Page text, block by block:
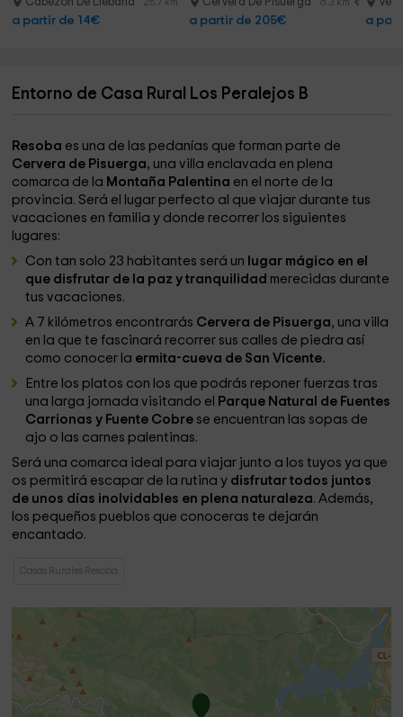
25.7 km
a partir de 14€
6.3 km
a partir de 205€ a
Entorno de Casa Rural Los Peralejos B
Resoba es una de las pedanías que forman parte de
Cervera de Pisuerga, una villa enclavada en plena
comarca de la Montaña Palentina en el norte de la
provincia. Será el lugar perfecto al que viajar durante tus
vacaciones en familia y donde recorrer los siguientes
lugares:
Con tan solo 23 habitantes será un lugar mágico en el
que disfrutar de la paz y tranquilidad merecidas durante
tus vacaciones.
A 7 kilómetros encontrarás Cervera de Pisuerga, una villa
en la que te fascinará recorrer sus calles de piedra así
como conocer la ermita-cueva de San Vicente.
Entre los platos con los que podrás reponer fuerzas tras
una larga jornada visitando el
Parque Natural de Fuentes
Carrionas y Fuente Cobre se encuentran las sopas de
ajo o las carnes palentinas.
Será una comarca ideal para viajar junto a los tuyos ya que
os permitirá escapar de la rutina y disfrutar todos juntos
de unos días inolvidables en plena naturaleza. Además,
los pequeños pueblos que conoceras te dejarán
encantado.
Casas Rurales Resoba